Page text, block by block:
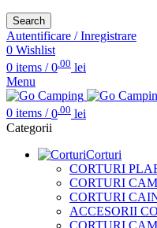
Search
Autentificare / Inregistrare
0 Wishlist
0 items / 0.00 lei
Menu
0 items / 0 .00 lei
Categorii
Corturi
CORTURI
CORTURI
CORTURI
ACCESORII
CORTURI